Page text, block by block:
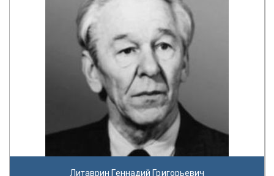
Литаврин Геннадий Григорьевич